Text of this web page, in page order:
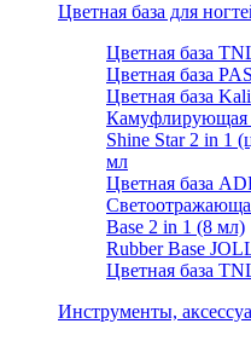
Цветная база для
Цветная база
Цветная база
Цветная база
Камуфлирующая
Shine Star 2 in 1
мл
Цветная база
Base 2 in 1 (8 мл)
Rubber Base
Цветная база
Инструменты,